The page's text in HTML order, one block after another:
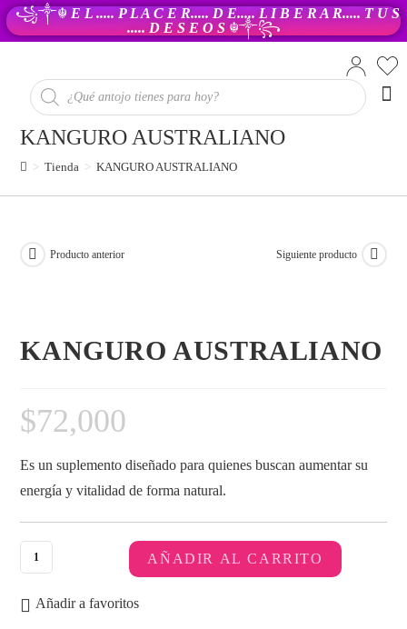
꧁༒☬E L ..... P L A C E R..... D E..... L I B E R A R..... T U S
..... D E S E O S ☬༒꧂
KANGURO AUSTRALIANO
> Tienda > KANGURO AUSTRALIANO
Producto anterior Siguiente producto
KANGURO AUSTRALIANO
$72,000
Es un suplemento diseñado para quienes buscan aumentar su
energía y vitalidad de forma natural.
AÑADIR AL CARRITO
Añadir a favoritos